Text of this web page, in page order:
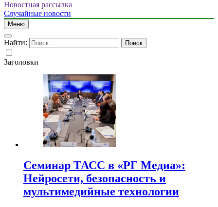
Новостная рассылка
Случайные новости
Меню
Найти:
Заголовки
Семинар ТАСС в «РГ Медиа»:
Нейросети, безопасность и
мультимедийные технологии